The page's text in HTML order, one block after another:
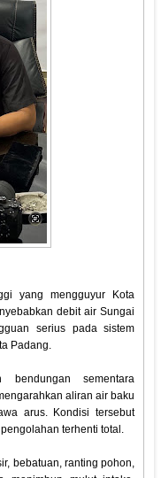
yang mengguyur Kota
debit air Sungai
serius pada sistem
Padang.
bendungan sementara
aliran air baku
arus. Kondisi tersebut
terhenti total.
bebatuan, ranting pohon,